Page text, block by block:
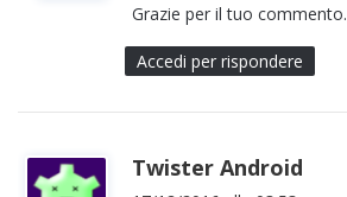
e
t
o
Grazie per il tuo commento.
Accedi per rispondere
Twister Android